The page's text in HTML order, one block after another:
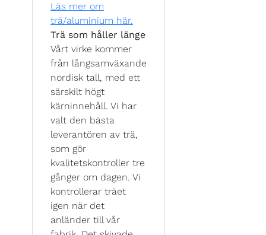
Läs mer om
trä/aluminium här.
Trä som håller länge
Vårt virke kommer
från långsamväxande
nordisk tall, med ett
särskilt högt
kärninnehåll. Vi har
valt den bästa
leverantören av trä,
som gör
kvalitetskontroller tre
gånger om dagen. Vi
kontrollerar träet
igen när det
anländer till vår